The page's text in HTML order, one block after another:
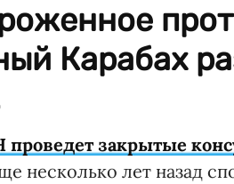
Карабах
закрытые
несколько лет назад